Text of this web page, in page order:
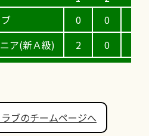
ア(新Ａ級)
0
2
0
0
ブのチームページへ